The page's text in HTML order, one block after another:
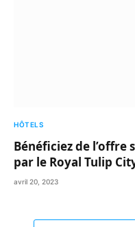
HÔTELS
Bénéficiez de l’offre
par le Royal Tulip
avril 20, 2023